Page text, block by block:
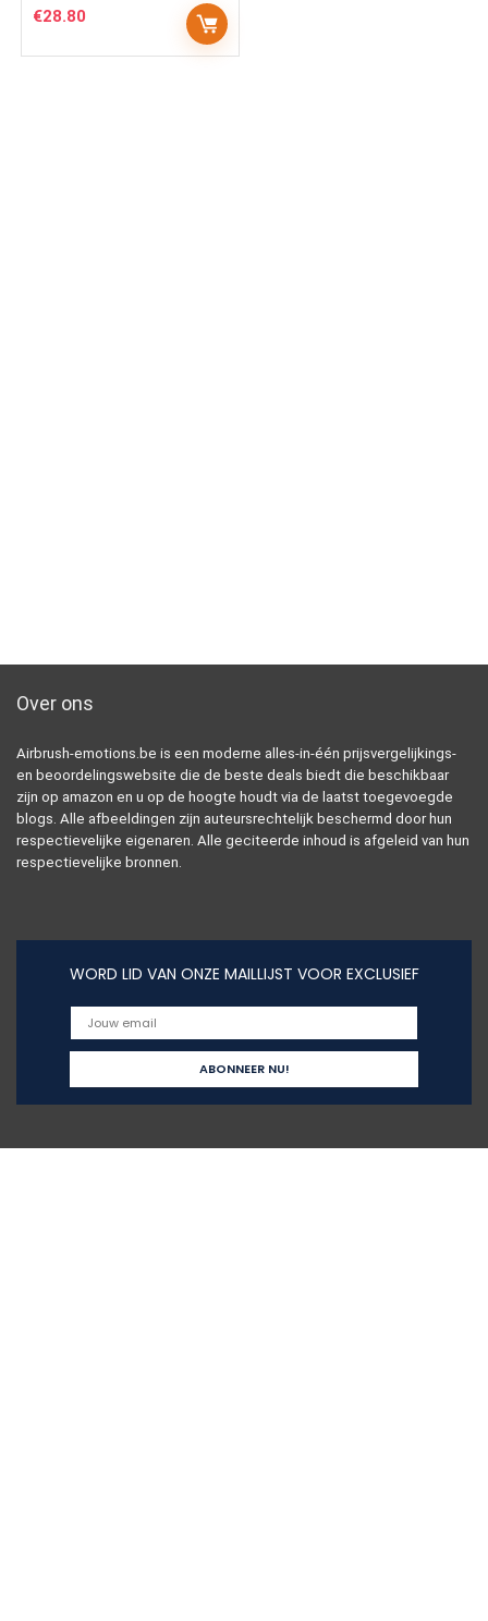
€28.80
Over ons
Airbrush-emotions.be is een moderne alles-in-één prijsvergelijkings-
en beoordelingswebsite die de beste deals biedt die beschikbaar
zijn op amazon en u op de hoogte houdt via de laatst toegevoegde
blogs. Alle afbeeldingen zijn auteursrechtelijk beschermd door hun
respectievelijke eigenaren. Alle geciteerde inhoud is afgeleid van hun
respectievelijke bronnen.
WORD LID VAN ONZE MAILLIJST VOOR EXCLUSIEF